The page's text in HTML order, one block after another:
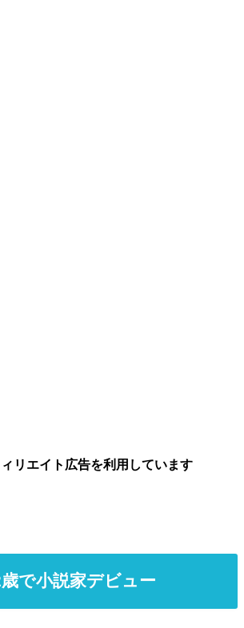
リエイト広告を利用しています
で小説家デビュー